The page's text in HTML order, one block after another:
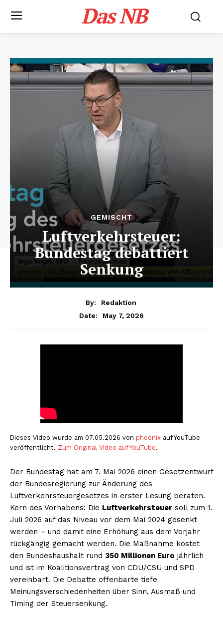
Das NB
GEMISCHT
Luftverkehrsteuer:
Bundestag debattiert
Senkung
By:
Redaktion
Date:
May 7, 2026
Dieses Video wurde am 07.05.2026 von phoenix auf YouTube
veröffentlicht. Zum Original-Video auf YouTube.
Der Bundestag hat am 7. Mai 2026 einen Gesetzentwurf
der Bundesregierung zur Änderung des
Luftverkehrsteuergesetzes in erster Lesung beraten.
Kern des Vorhabens: Die Luftverkehrsteuer soll zum 1.
Juli 2026 auf das Niveau vor dem Mai 2024 gesenkt
werden – und damit eine Erhöhung aus dem Vorjahr
rückgängig gemacht werden. Die Maßnahme kostet
den Bundeshaushalt rund 350 Millionen Euro jährlich
und ist im Koalitionsvertrag von CDU/CSU und SPD
vereinbart. Die Debatte offenbarte tiefe
Meinungsverschiedenheiten über Sinn, Ausmaß und
Timing der Steuersenkung.